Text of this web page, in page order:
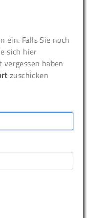
ein. Falls Sie noch
sich hier
vergessen haben
zuschicken